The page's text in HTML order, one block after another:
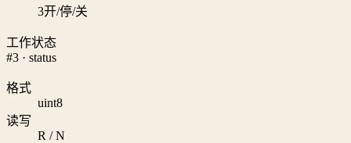
3开/停/关
工作状态
#3 · status
格式
uint8
读写
R / N